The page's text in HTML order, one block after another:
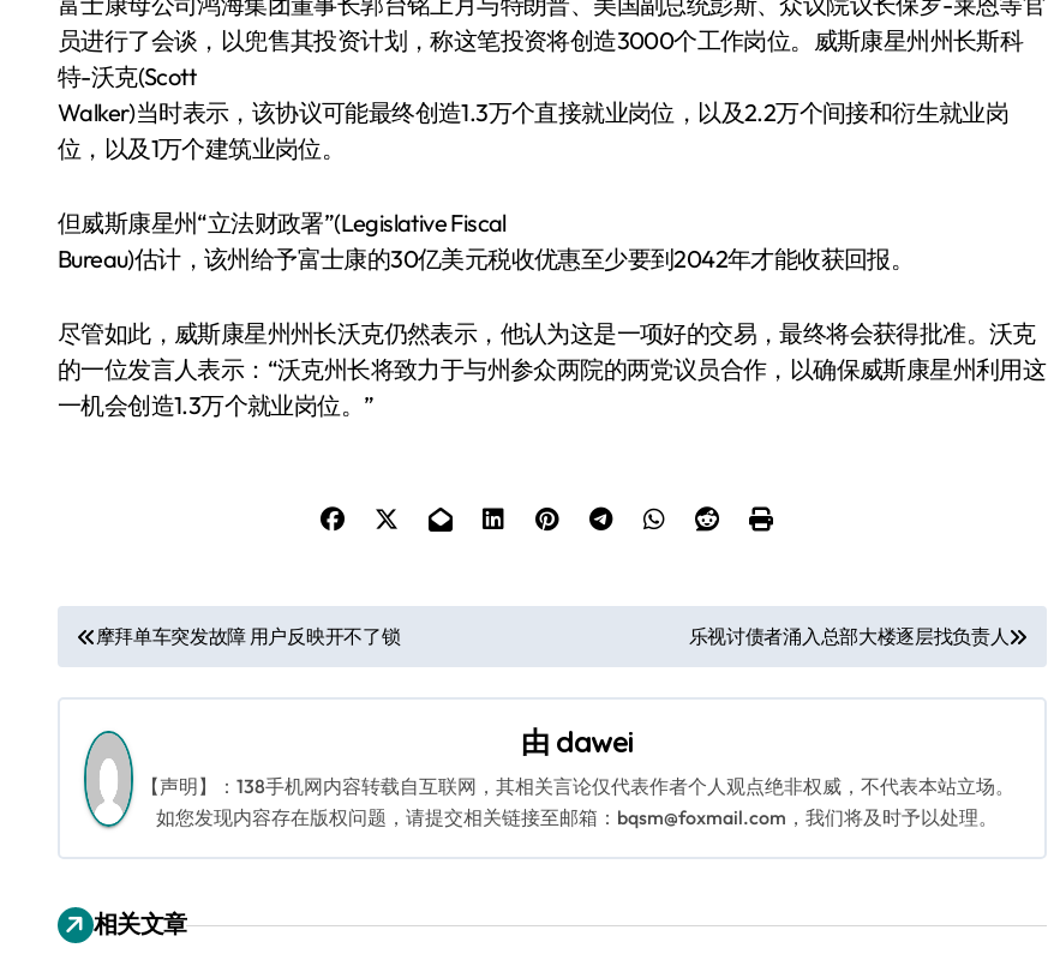
员进行了会谈，以兜售其投资计划，称这笔投资将创造3000个工作岗位。威斯康星州州长斯科
特-沃克(Scott
Walker)当时表示，该协议可能最终创造1.3万个直接就业岗位，以及2.2万个间接和衍生就业岗
位，以及1万个建筑业岗位。
但威斯康星州“立法财政署”(Legislative Fiscal
Bureau)估计，该州给予富士康的30亿美元税收优惠至少要到2042年才能收获回报。
尽管如此，威斯康星州州长沃克仍然表示，他认为这是一项好的交易，最终将会获得批准。沃克
的一位发言人表示：“沃克州长将致力于与州参众两院的两党议员合作，以确保威斯康星州利用这
一机会创造1.3万个就业岗位。”
文
章
导
航
摩拜单车突发故障 用户反映开不了锁 乐视讨债者涌入总部大楼逐层找负责人
由 dawei
【声明】：138手机网内容转载自互联网，其相关言论仅代表作者个人观点绝非权威，不代表本站立场。
如您发现内容存在版权问题，请提交相关链接至邮箱：bqsm@foxmail.com，我们将及时予以处理。
相关文章